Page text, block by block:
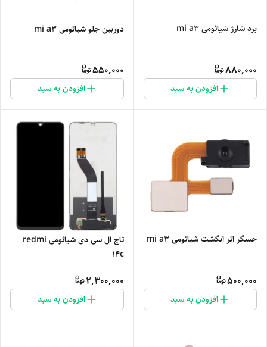
برد شارژ شیائومی mi a3
880,000
افزودن به سبد
دوربین جلو شیائومی mi a3
550,000
افزودن به سبد
حسگر اثر انگشت شیائومی mi a3
500,000
افزودن به سبد
تاچ ال سی دی شیائومی redmi
14c
2,300,000
افزودن به سبد